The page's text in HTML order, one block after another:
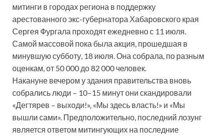
митинги в городах региона в поддержку
арестованного экс-губернатора Хабаровского края
Сергея Фургала проходят ежедневно с 11 июля.
Самой массовой пока была акция, прошедшая в
минувшую субботу, 18 июля. Она собрала, по разным
оценкам, от 50 000 до 82 000 человек.
Накануне вечером у здания правительства вновь
собрались люди – 10–15 минут они скандировали
«Дегтярев – выходи!», «Мы здесь власть!» и «Мы
вышли сами». Предположительно, последний лозунг
является ответом митингующих на последние